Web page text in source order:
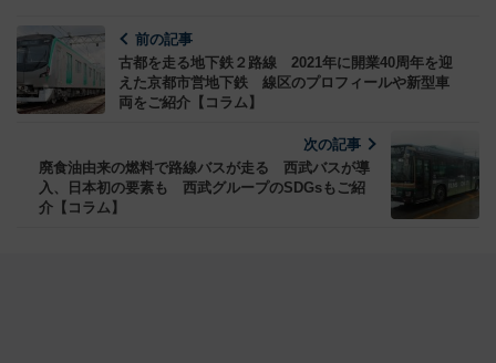
前の記事
古都を走る地下鉄２路線 2021年に開業40周年を迎
えた京都市営地下鉄 線区のプロフィールや新型車
両をご紹介【コラム】
次の記事
廃食油由来の燃料で路線バスが走る 西武バスが導
入、日本初の要素も 西武グループのSDGsもご紹
介【コラム】